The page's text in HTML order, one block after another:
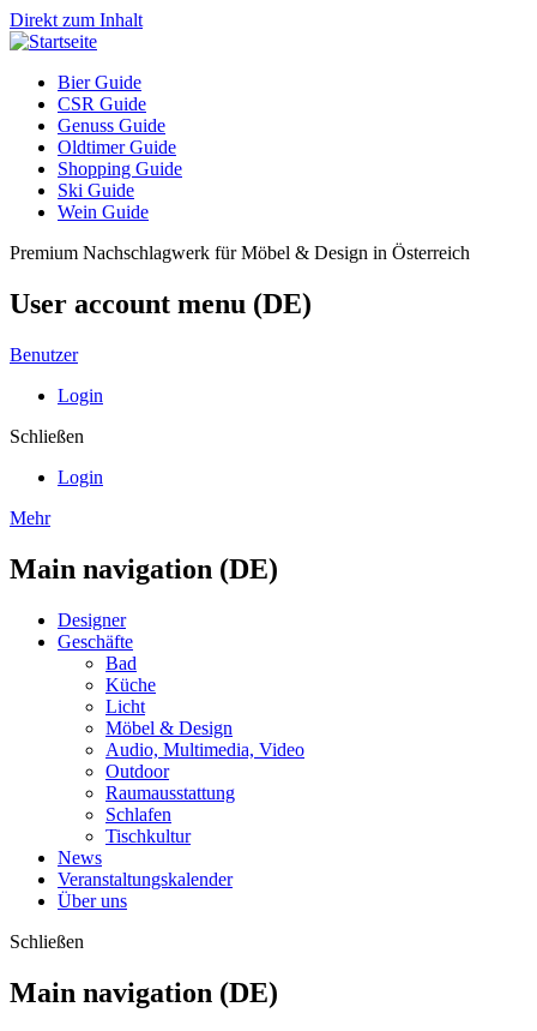
Direkt zum Inhalt
Bier Guide
CSR Guide
Genuss Guide
Oldtimer Guide
Shopping Guide
Ski Guide
Wein Guide
Premium Nachschlagwerk für Möbel & Design in Österreich
User account menu (DE)
Benutzer
Login
Schließen
Login
Mehr
Main navigation (DE)
Designer
Geschäfte
Bad
Küche
Licht
Möbel & Design
Audio, Multimedia, Video
Outdoor
Raumausstattung
Schlafen
Tischkultur
News
Veranstaltungskalender
Über uns
Schließen
Main navigation (DE)